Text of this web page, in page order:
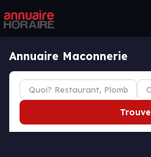
Annuaire Maconnerie